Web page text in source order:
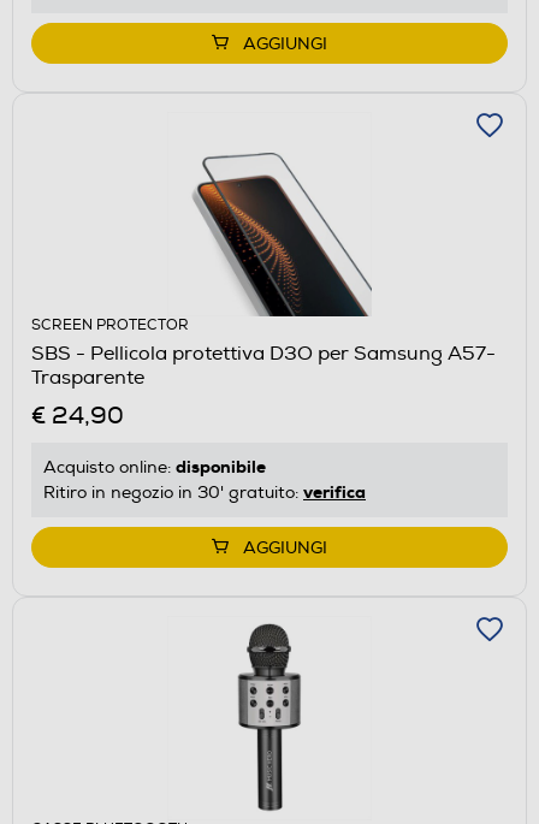
AGGIUNGI
SCREEN PROTECTOR
SBS - Pellicola protettiva D3O per Samsung A57-
Trasparente
€ 24,90
Acquisto online: disponibile
Ritiro in negozio in 30' gratuito: verifica
AGGIUNGI